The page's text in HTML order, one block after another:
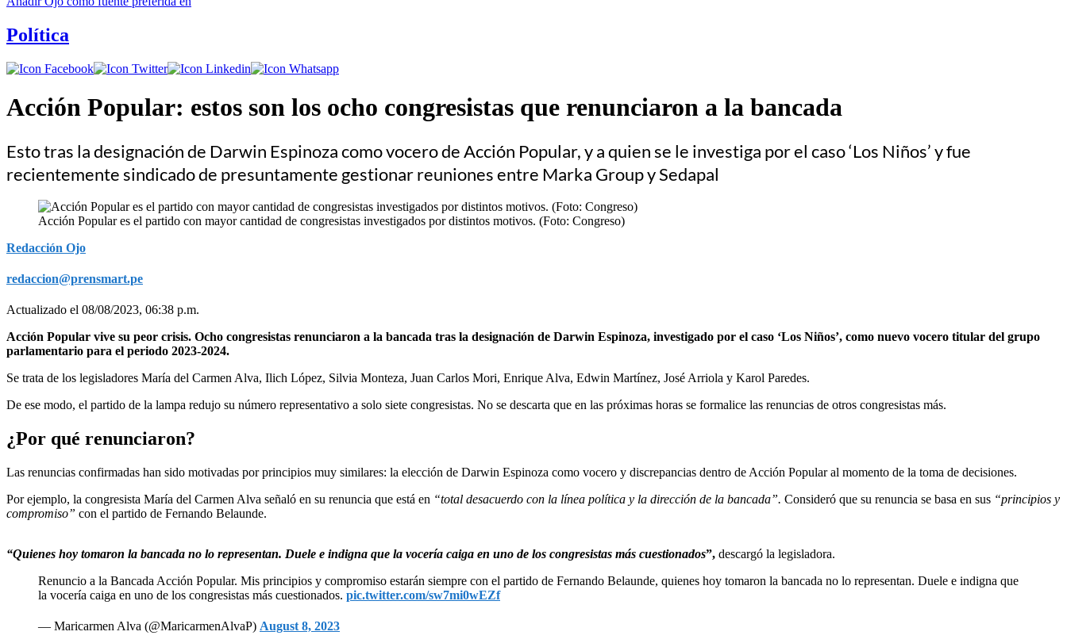
Política
Acción Popular: estos son los ocho congresistas que renunciaron a la bancada
Esto tras la designación de Darwin Espinoza como vocero de Acción Popular, y a quien se le investiga por el caso ‘Los Niños’ y fue
recientemente sindicado de presuntamente gestionar reuniones entre Marka Group y Sedapal
Acción Popular es el partido con mayor cantidad de congresistas investigados por distintos motivos. (Foto: Congreso)
Redacción Ojo
redaccion@prensmart.pe
Actualizado el 08/08/2023, 06:38 p.m.
Acción Popular vive su peor crisis. Ocho congresistas renunciaron a la bancada tras la designación de Darwin Espinoza, investigado por el caso ‘Los Niños’, como nuevo vocero titular del grupo
parlamentario para el periodo 2023-2024.
Se trata de los legisladores María del Carmen Alva, Ilich López, Silvia Monteza, Juan Carlos Mori, Enrique Alva, Edwin Martínez, José Arriola y Karol Paredes.
De ese modo, el partido de la lampa redujo su número representativo a solo siete congresistas. No se descarta que en las próximas horas se formalice las renuncias de otros congresistas más.
¿Por qué renunciaron?
Las renuncias confirmadas han sido motivadas por principios muy similares: la elección de Darwin Espinoza como vocero y discrepancias dentro de Acción Popular al momento de la toma de decisiones.
Por ejemplo, la congresista María del Carmen Alva señaló en su renuncia que está en “total desacuerdo con la línea política y la dirección de la bancada”. Consideró que su renuncia se basa en sus “principios y
compromiso” con el partido de Fernando Belaunde.
“Quienes hoy tomaron la bancada no lo representan. Duele e indigna que la vocería caiga en uno de los congresistas más cuestionados”, descargó la legisladora.
Renuncio a la Bancada Acción Popular. Mis principios y compromiso estarán siempre con el partido de Fernando Belaunde, quienes hoy tomaron la bancada no lo representan. Duele e indigna que
la vocería caiga en uno de los congresistas más cuestionados. pic.twitter.com/sw7mi0wEZf
— Maricarmen Alva (@MaricarmenAlvaP) August 8, 2023